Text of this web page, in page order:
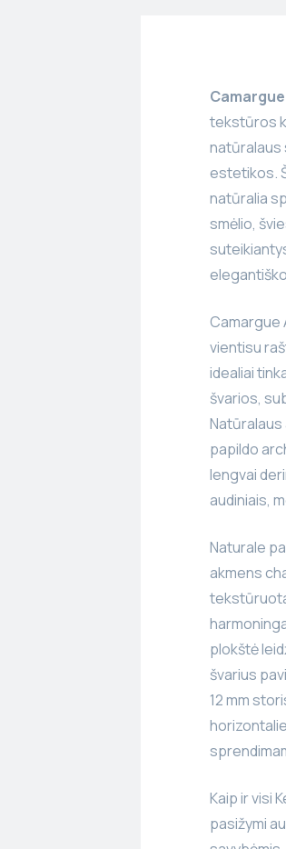
tekstūros
natūralaus
estetikos.
natūralia
smėlio,
Camargue
vientisu
idealiai
švarios,
papildo
lengvai
audiniais,
Naturale
akmens
plokštė
švarius
12 mm
Kaip ir visi
pasižymi